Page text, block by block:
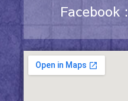
Facebook :